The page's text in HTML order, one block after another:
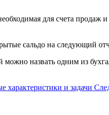
для счета продаж
сальдо на следующий
назвать одним из
характеристики и задачи